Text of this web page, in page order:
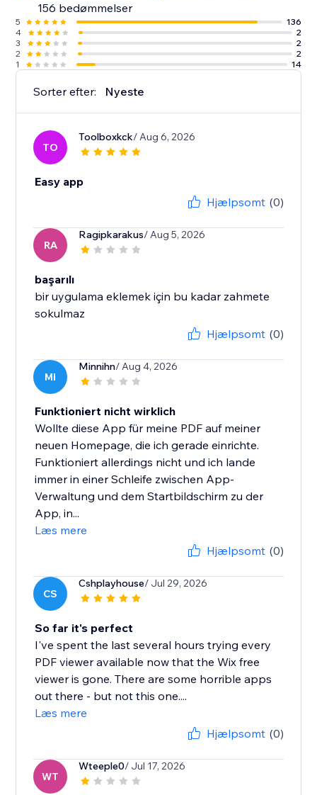
156 bedømmelser
5
136
4
2
3
2
2
2
1
14
Sorter efter: Nyeste
TO
Toolboxkck/ Aug 6, 2026
Easy app
Hjælpsomt (0)
RA
Ragipkarakus/ Aug 5, 2026
başarılı
bir uygulama eklemek için bu kadar zahmete
sokulmaz
Hjælpsomt (0)
MI
Minnihn/ Aug 4, 2026
Funktioniert nicht wirklich
Wollte diese App für meine PDF auf meiner
neuen Homepage, die ich gerade einrichte.
Funktioniert allerdings nicht und ich lande
immer in einer Schleife zwischen App-
Verwaltung und dem Startbildschirm zu der
App, in...
Læs mere
Hjælpsomt (0)
CS
Cshplayhouse/ Jul 29, 2026
So far it's perfect
I've spent the last several hours trying every
PDF viewer available now that the Wix free
viewer is gone. There are some horrible apps
out there - but not this one....
Læs mere
Hjælpsomt (0)
WT
Wteeple0/ Jul 17, 2026